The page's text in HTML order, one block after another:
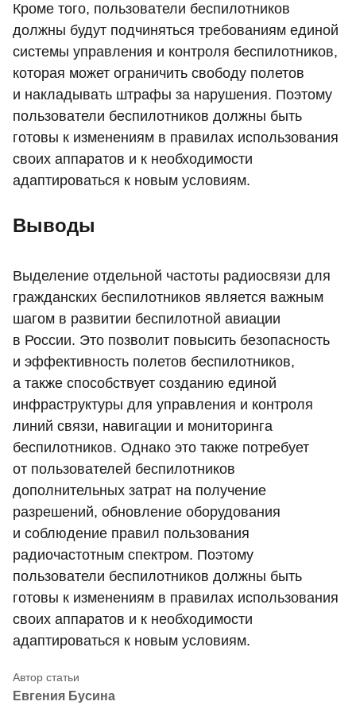
Кроме того, пользователи беспилотников
должны будут подчиняться требованиям единой
системы управления и контроля беспилотников,
которая может ограничить свободу полетов
и накладывать штрафы за нарушения. Поэтому
пользователи беспилотников должны быть
готовы к изменениям в правилах использования
своих аппаратов и к необходимости
адаптироваться к новым условиям.
Выводы
Выделение отдельной частоты радиосвязи для
гражданских беспилотников является важным
шагом в развитии беспилотной авиации
в России. Это позволит повысить безопасность
и эффективность полетов беспилотников,
а также способствует созданию единой
инфраструктуры для управления и контроля
линий связи, навигации и мониторинга
беспилотников. Однако это также потребует
от пользователей беспилотников
дополнительных затрат на получение
разрешений, обновление оборудования
и соблюдение правил пользования
радиочастотным спектром. Поэтому
пользователи беспилотников должны быть
готовы к изменениям в правилах использования
своих аппаратов и к необходимости
адаптироваться к новым условиям.
Евгения Бусина